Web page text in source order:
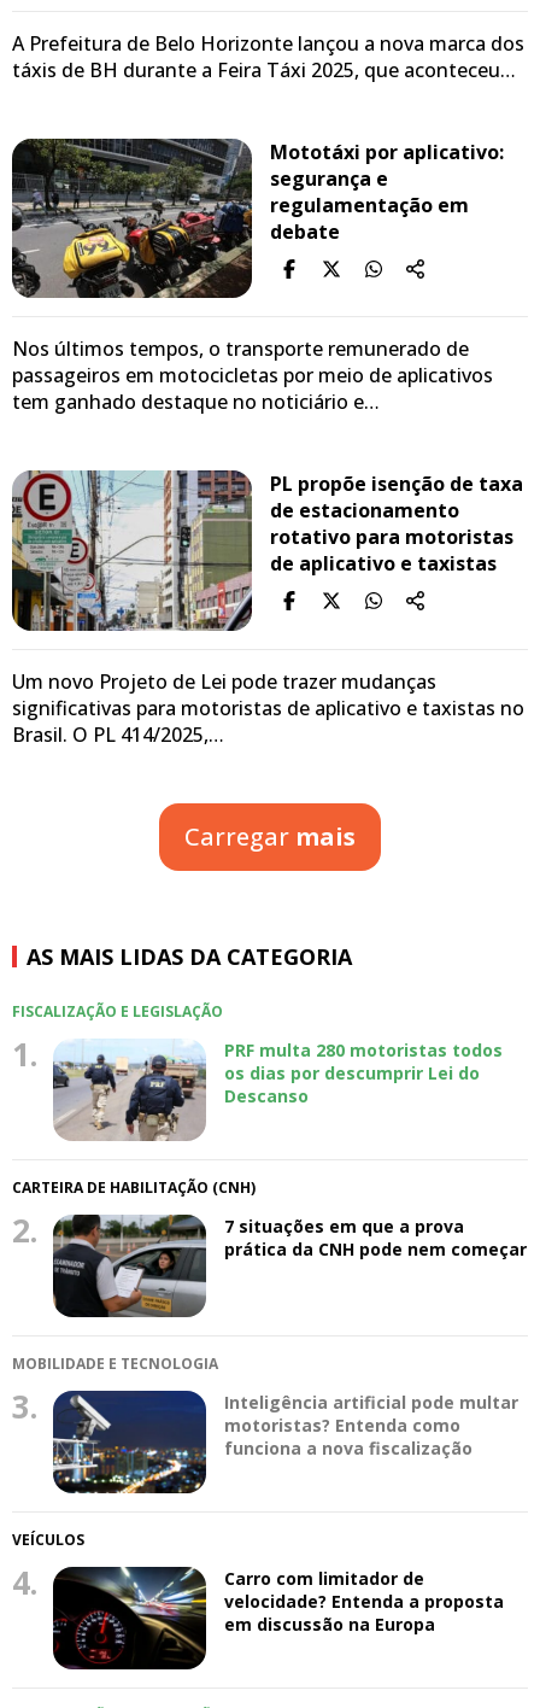
A Prefeitura de Belo Horizonte lançou a nova marca dos
táxis de BH durante a Feira Táxi 2025, que aconteceu…
Mototáxi por aplicativo:
segurança e
regulamentação em
debate
Nos últimos tempos, o transporte remunerado de
passageiros em motocicletas por meio de aplicativos
tem ganhado destaque no noticiário e…
PL propõe isenção de taxa
de estacionamento
rotativo para motoristas
de aplicativo e taxistas
Um novo Projeto de Lei pode trazer mudanças
significativas para motoristas de aplicativo e taxistas no
Brasil. O PL 414/2025,…
Carregar mais
AS MAIS LIDAS DA CATEGORIA
FISCALIZAÇÃO E LEGISLAÇÃO
1.
PRF multa 280 motoristas todos
os dias por descumprir Lei do
Descanso
CARTEIRA DE HABILITAÇÃO (CNH)
2.
7 situações em que a prova
prática da CNH pode nem começar
MOBILIDADE E TECNOLOGIA
3.
Inteligência artificial pode multar
motoristas? Entenda como
funciona a nova fiscalização
VEÍCULOS
4.
Carro com limitador de
velocidade? Entenda a proposta
em discussão na Europa